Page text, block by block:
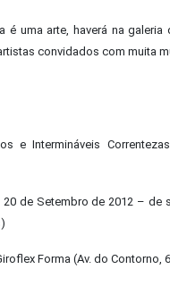
é uma arte, haverá na
convidados com muita
e Intermináveis
de Setembro de 2012 – de
Forma (Av. do Contorno,